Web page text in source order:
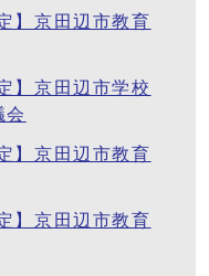
】京田辺市教育
】京田辺市学校
会
】京田辺市教育
】京田辺市教育